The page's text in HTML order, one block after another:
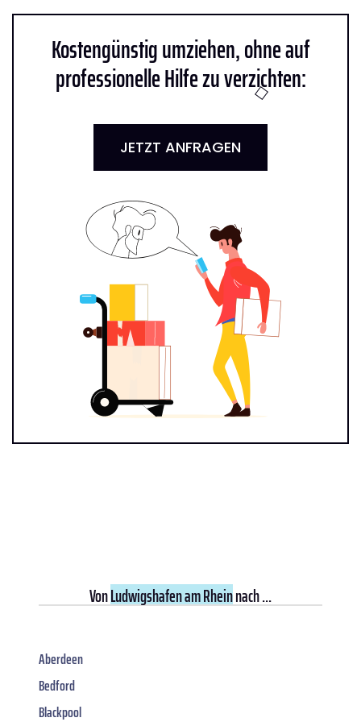
Kostengünstig umziehen, ohne auf
professionelle Hilfe zu verzichten:
JETZT ANFRAGEN
VonLudwigshafen am Rheinnach ...
Aberdeen
Bedford
Blackpool